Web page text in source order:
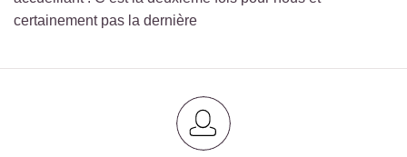
certainement pas la dernière